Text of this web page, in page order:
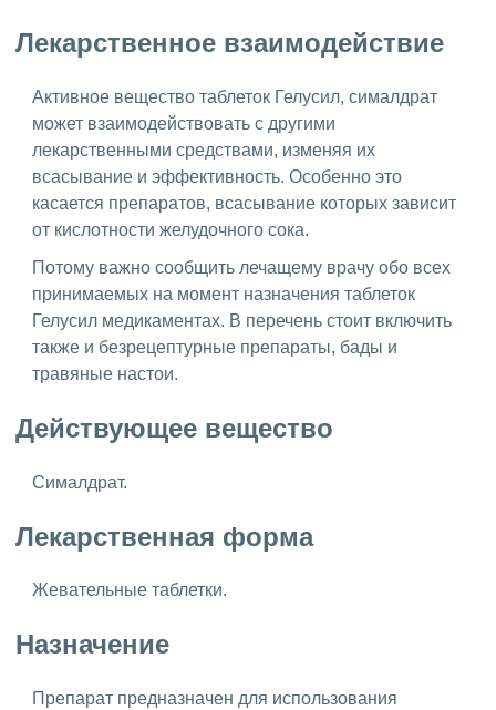
Лекарственное взаимодействие
Активное вещество таблеток Гелусил, сималдрат
может взаимодействовать с другими
лекарственными средствами, изменяя их
всасывание и эффективность. Особенно это
касается препаратов, всасывание которых зависит
от кислотности желудочного сока.
Потому важно сообщить лечащему врачу обо всех
принимаемых на момент назначения таблеток
Гелусил медикаментах. В перечень стоит включить
также и безрецептурные препараты, бады и
травяные настои.
Действующее вещество
Сималдрат.
Лекарственная форма
Жевательные таблетки.
Назначение
Препарат предназначен для использования